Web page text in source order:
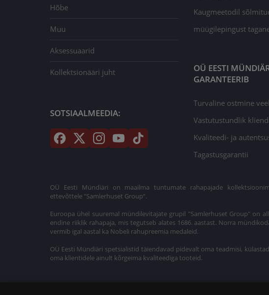
Hõbe
Muu
Aksessuaarid
Kollektsionääri juht
SOTSIAALMEEDIA:
Kaugmeetodil
müügilepingust
OÜ EESTI
GARANTEERIB
Turvaline ostmine
Vastutustundlik
Kvaliteedi- ja
Tagastusgarantii
OÜ Eesti Mündiäri on maailma tuntumate rahapajade
ettevõttele "Samlerhuset Group“.
Euroopa ühel suuremal mündilevitajate grupil "Samlerhuset Group" on
endine riiklik rahapaja, mis tegutseb alates 1686. aastast. Norra
vermib igal aastal ka Nobeli rahupreemia medaleid.
OÜ Eesti Mündiäri spetsialistid täiendavad pidevalt oma teadmisi,
oma klientidele ainult kõrgeima kvaliteediga tooteid.